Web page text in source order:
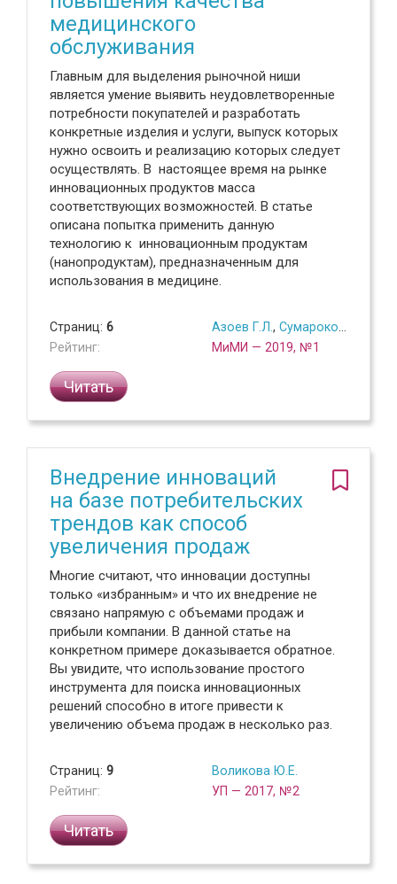
медицинского
обслуживания
Главным для выделения рыночной ниши
является умение выявить неудовлетворенные
потребности покупателей и разработать
конкретные изделия и услуги, выпуск которых
нужно освоить и реализацию которых следует
осуществлять. В настоящее время на рынке
инновационных продуктов масса
соответствующих возможностей. В статье
описана попытка применить данную
технологию к инновационным продуктам
(нанопродуктам), предназначенным для
использования в медицине.
Страниц: 6
Рейтинг:
Азоев Г.Л. , Сумарокова Е.В.
МиМИ — 2019, №1
Читать
Внедрение инноваций
на базе потребительских
трендов как способ
увеличения продаж
Многие считают, что инновации доступны
только «избранным» и что их внедрение не
связано напрямую с объемами продаж и
прибыли компании. В данной статье на
конкретном примере доказывается обратное.
Вы увидите, что использование простого
инструмента для поиска инновационных
решений способно в итоге привести к
увеличению объема продаж в несколько раз.
Страниц: 9
Рейтинг:
Воликова Ю.Е.
УП — 2017, №2
Читать